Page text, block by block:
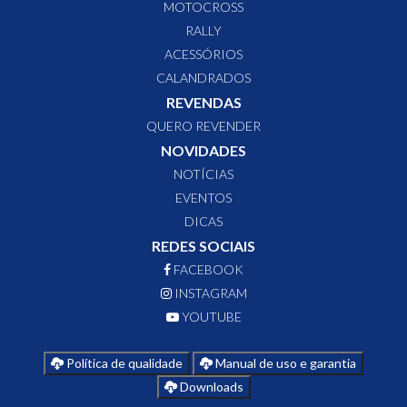
MOTOCROSS
RALLY
ACESSÓRIOS
CALANDRADOS
REVENDAS
QUERO REVENDER
NOVIDADES
NOTÍCIAS
EVENTOS
DICAS
REDES SOCIAIS
FACEBOOK
INSTAGRAM
YOUTUBE
Política de qualidade
Manual de uso e garantia
Downloads